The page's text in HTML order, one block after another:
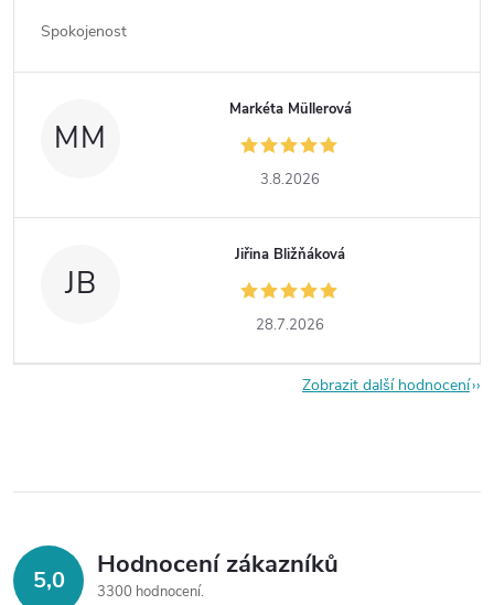
Spokojenost
MM
Markéta Müllerová
3.8.2026
JB
Jiřina Bližňáková
28.7.2026
Zobrazit další hodnocení
5,0 Hodnocení zákazníků
3300 hodnocení